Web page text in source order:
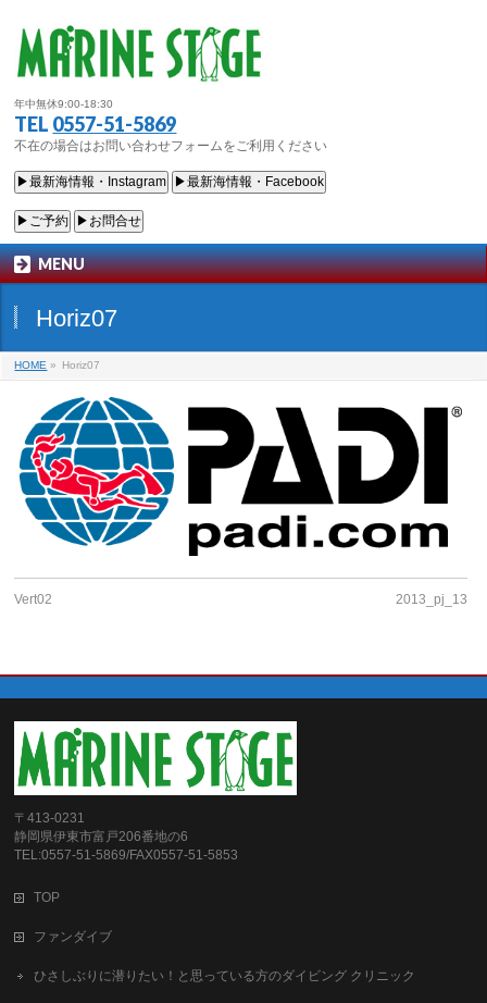
年中無休9:00-18:30
TEL 0557-51-5869
不在の場合はお問い合わせフォームをご利用ください
▶最新海情報・Instagram ▶最新海情報・Facebook
▶ご予約 ▶お問合せ
MENU
Horiz07
HOME » Horiz07
Vert02 2013_pj_13
〒413-0231
静岡県伊東市富戸206番地の6
TEL:0557-51-5869/FAX0557-51-5853
TOP
ファンダイブ
ひさしぶりに潜りたい！と思っている方のダイビング クリニック